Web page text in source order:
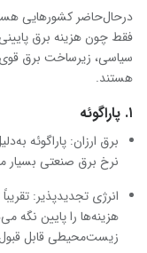
درحال‌حاضر کشورهایی
فقط چون هزینه برق
سیاسی، زیرساخت برق قوی
هستند.
۱. پاراگوئه
برق ارزان: پاراگوئه
نرخ برق صنعتی بسیار
انرژی تجدیدپذیر:
هزینه‌ها را پایین نگه
زیست‌محیطی قابل